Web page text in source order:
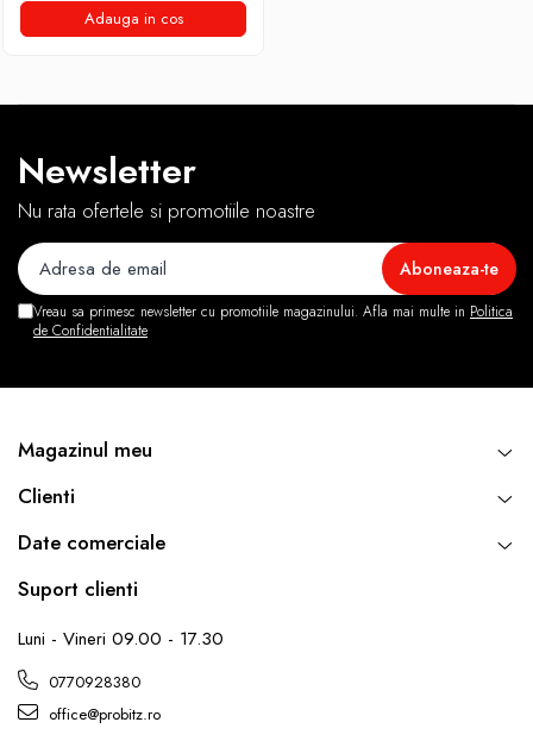
Adauga in cos
Newsletter
Nu rata ofertele si promotiile noastre
Vreau sa primesc newsletter cu promotiile magazinului. Afla mai multe in Politica
de Confidentialitate
Magazinul meu
Clienti
Date comerciale
Suport clienti
Luni - Vineri 09.00 - 17.30
0770928380
office@probitz.ro